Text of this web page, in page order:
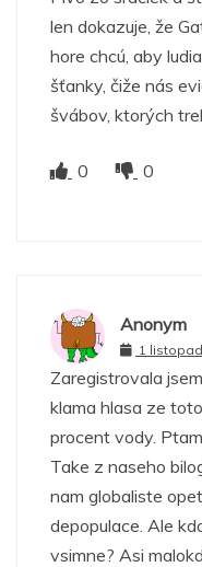
len dokazuje, že
hore chcú, aby
šťanky, čiže nás
švábov, ktorých
0 0
Anonym
1
Zaregistrovala
klama hlasa ze
procent vody.
Take z naseho
nam globaliste
depopulace. Ale
vsimne? Asi